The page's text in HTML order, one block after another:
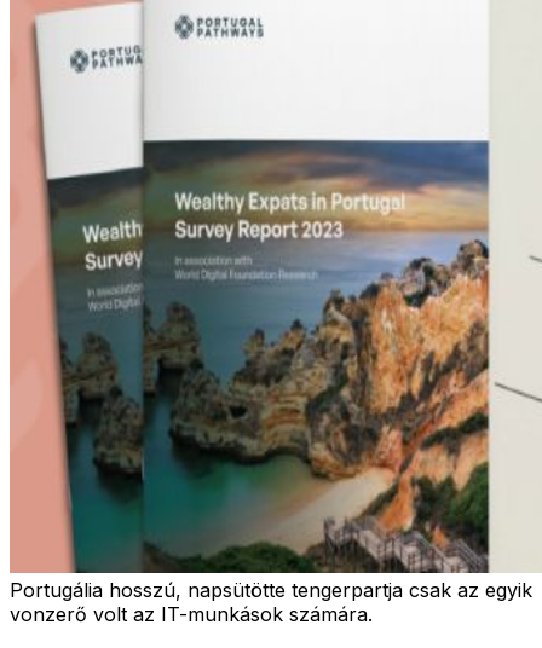
Portugália hosszú, napsütötte tengerpartja csak az egyik
vonzerő volt az IT-munkások számára.